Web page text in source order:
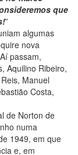
que
”
algumas
nova
passam,
Aquilino Ribeiro,
Manuel
Costa,
de Norton de
numa
1949, em que
e, em